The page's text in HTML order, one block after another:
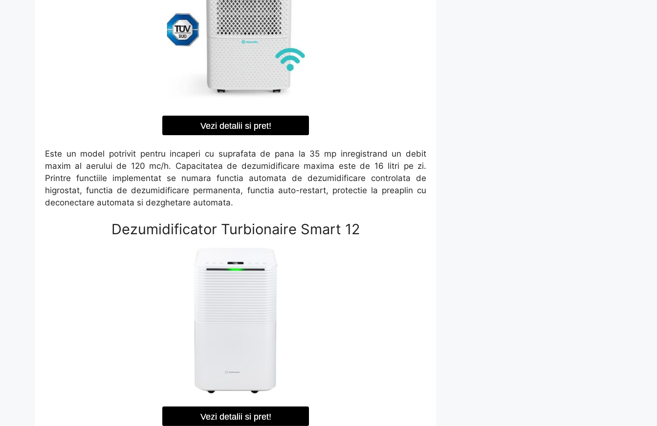
Vezi detalii si pret!
Este un model potrivit pentru incaperi cu suprafata de pana la 35 mp inregistrand un debit
maxim al aerului de 120 mc/h. Capacitatea de dezumidificare maxima este de 16 litri pe zi.
Printre functiile implementat se numara functia automata de dezumidificare controlata de
higrostat, functia de dezumidificare permanenta, functia auto-restart, protectie la preaplin cu
deconectare automata si dezghetare automata.
Dezumidificator Turbionaire Smart 12
Vezi detalii si pret!